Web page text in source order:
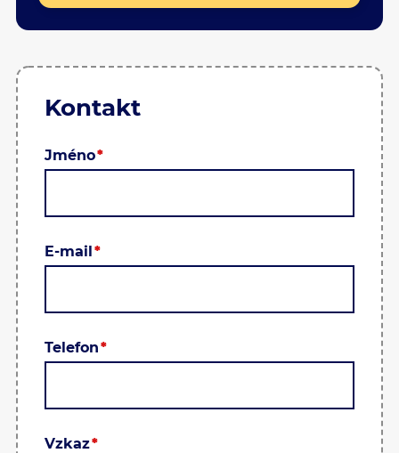
Kontakt
Jméno
E-mail
Telefon
Vzkaz